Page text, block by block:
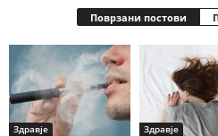
Поврзани постови
Здравје Здравје